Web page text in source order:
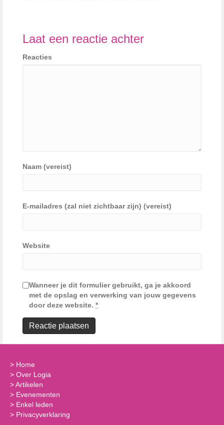
Laat een reactie achter
Reacties
Naam (vereist)
E-mailadres (zal niet zichtbaar zijn) (vereist)
Website
Wanneer je dit formulier gebruikt, ga je akkoord
met de opslag en verwerking van jouw gegevens
door deze website. *
> Home
> Over Logia
>Artikelen
> Evenementen
> Enkel leden
> Privacyverklaring